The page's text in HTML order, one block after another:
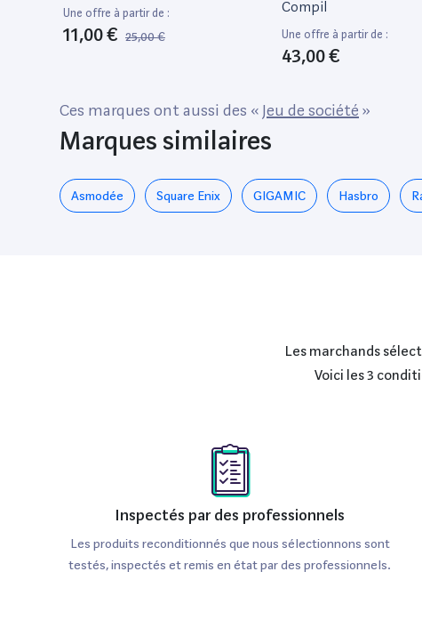
Une offre à partir de :
11,00 € 25,00 €
Compil
Une offre à partir de :
43,00 €
Ces marques ont aussi des « Jeu de société »
Marques similaires
Asmodée ‎Square Enix GIGAMIC Hasbro
Les marchands
Voici les 3
Inspectés par des professionnels
Les produits reconditionnés que nous sélectionnons sont
testés, inspectés et remis en état par des professionnels.